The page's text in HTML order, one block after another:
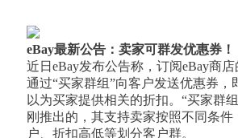
eBay最新公告：卖家可群发优惠券！
近日eBay发布公告称，订阅eBay商
通过“买家群组”向客户发送优惠券，
以为买家提供相关的折扣。“买家群
刚推出的，其支持卖家按照不同条件
户、折扣高低等划分客户群。